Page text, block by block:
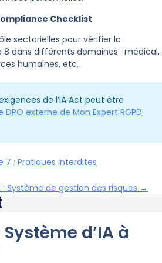
Checklist
sectorielles pour vérifier la
8 dans différents domaines : médical,
humaines, etc.
de l’IA Act peut être
DPO externe de Mon Expert RGPD
: Pratiques interdites
Système de gestion des risques →
d’IA à